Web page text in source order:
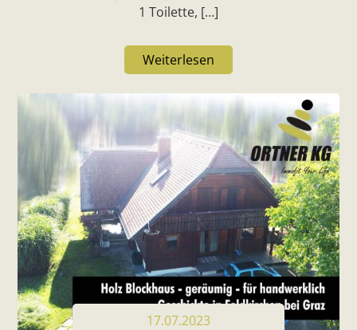
1 Toilette, […]
Weiterlesen
17.07.2023